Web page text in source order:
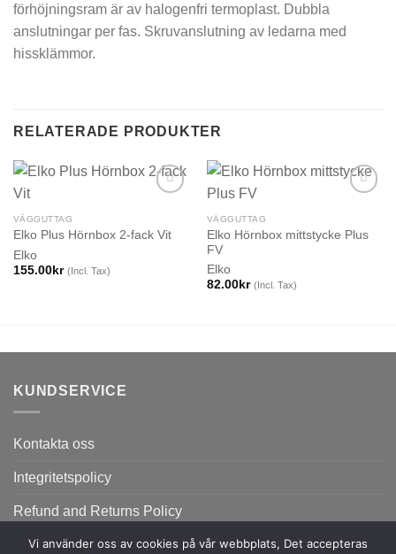
förhöjningsram är av halogenfri termoplast. Dubbla
anslutningar per fas. Skruvanslutning av ledarna med
hissklämmor.
RELATERADE PRODUKTER
VÄGGUTTAG
Elko Plus Hörnbox 2-fack Vit
Elko
155.00kr (Incl. Tax)
VÄGGUTTAG
Elko Hörnbox mittstycke Plus
FV
Elko
82.00kr (Incl. Tax)
KUNDSERVICE
Kontakta oss
Integritetspolicy
Refund and Returns Policy
Vi använder oss av cookies på vår webbplats, Det accepteras